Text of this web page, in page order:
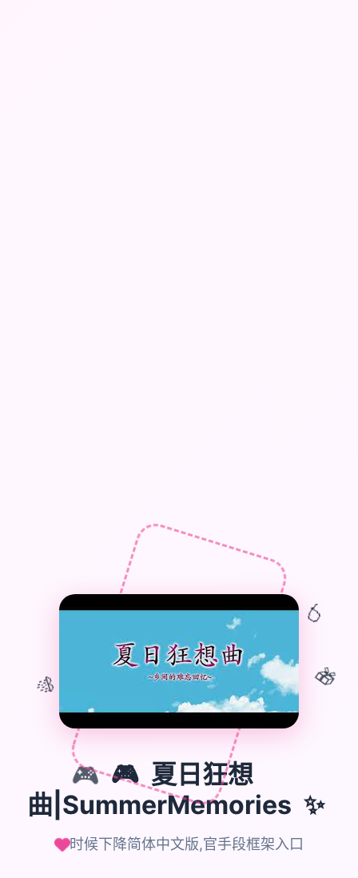
🎮 🎮 夏日狂想
曲|SummerMemories ✨
时候下降简体中文版,官手段框架入口
🎈
🎊 🎁